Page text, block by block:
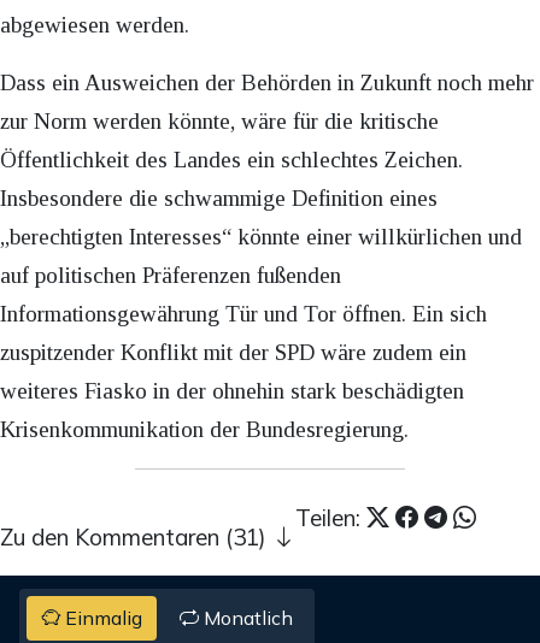
abgewiesen werden.
Dass ein Ausweichen der Behörden in Zukunft noch mehr
zur Norm werden könnte, wäre für die kritische
Öffentlichkeit des Landes ein schlechtes Zeichen.
Insbesondere die schwammige Definition eines
„berechtigten Interesses“ könnte einer willkürlichen und
auf politischen Präferenzen fußenden
Informationsgewährung Tür und Tor öffnen. Ein sich
zuspitzender Konflikt mit der SPD wäre zudem ein
weiteres Fiasko in der ohnehin stark beschädigten
Krisenkommunikation der Bundesregierung.
Teilen:
Zu den Kommentaren (31)
Einmalig Monatlich